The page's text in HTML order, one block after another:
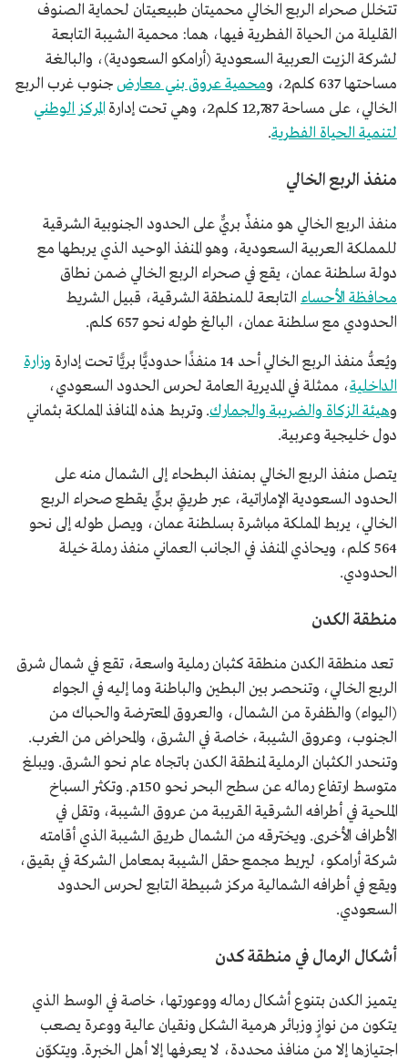
تتخلل صحراء الربع الخالي محميتان طبيعيتان لحماية الصنوف
القليلة من الحياة الفطرية فيها، هما: محمية الشيبة التابعة
لشركة الزيت العربية السعودية (أرامكو السعودية)، والبالغة
مساحتها 637 كلم2، و
محمية عروق بني معارضجنوب غرب الربع
الخالي، على مساحة 12,787 كلم2، وهي تحت إدارة
المركز الوطني
لتنمية الحياة الفطرية.
منفذ الربع الخالي
منفذ الربع الخالي هو منفذٌ بريٌّ على الحدود الجنوبية الشرقية
للمملكة العربية السعودية، وهو المنفذ الوحيد الذي يربطها مع
دولة سلطنة عمان، يقع في صحراء الربع الخالي ضمن نطاق
محافظة الأحساء التابعة للمنطقة الشرقية، قبيل الشريط
الحدودي مع سلطنة عمان، البالغ طوله نحو 657 كلم.
ويُعدُّ منفذ الربع الخالي أحد 14 منفذًا حدوديًّا بريًّا تحت إدارة
وزارة
الداخلية، ممثلة في المديرية العامة لحرس الحدود السعودي،
وهيئة الزكاة والضريبة والجمارك. وتربط هذه المنافذ المملكة بثماني
دول خليجية وعربية.
يتصل منفذ الربع الخالي بمنفذ البطحاء إلى الشمال منه على
الحدود السعودية الإماراتية، عبر طريقٍ بريٍّ يقطع صحراء الربع
الخالي، يربط المملكة مباشرة بسلطنة عمان، ويصل طوله إلى نحو
564 كلم، ويحاذي المنفذ في الجانب العماني منفذ رملة خيلة
الحدودي.
منطقة الكدن
تعد منطقة الكدن منطقة كثبان رملية واسعة، تقع في شمال شرق
الربع الخالي، وتنحصر بين البطين والباطنة وما إليه في الجواء
(اليواء) والظفرة من الشمال، والعروق المعترضة والحباك من
الجنوب، وعروق الشيبة، خاصة في الشرق، والمحراض من الغرب.
وتنحدر الكثبان الرملية لمنطقة الكدن باتجاه عام نحو الشرق. ويبلغ
متوسط ارتفاع رماله عن سطح البحر نحو 150م. وتكثر السباخ
الملحية في أطرافه الشرقية القريبة من عروق الشيبة، وتقل في
الأطراف الأخرى. ويخترقه من الشمال طريق الشيبة الذي أقامته
شركة أرامكو، ليربط مجمع حقل الشيبة بمعامل الشركة في بقيق،
ويقع في أطرافه الشمالية مركز شبيطة التابع لحرس الحدود
السعودي.
أشكال الرمال في منطقة كدن
يتميز الكدن بتنوع أشكال رماله ووعورتها، خاصة في الوسط الذي
يتكون من نوازٍ وزبائر هرمية الشكل ونقيان عالية ووعرة يصعب
اجتيازها إلا من منافذ محددة، لا يعرفها إلا أهل الخبرة. ويتكوّن